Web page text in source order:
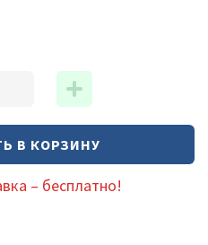
В КОРЗИНУ
– бесплатно!